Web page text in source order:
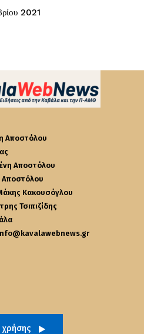
2021
Αποστόλου
Αποστόλου
Αποστόλου
Κακουσόγλου
Τσιπιζίδης